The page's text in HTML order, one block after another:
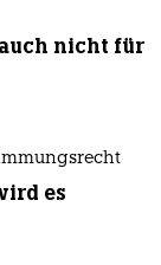
nicht für
es